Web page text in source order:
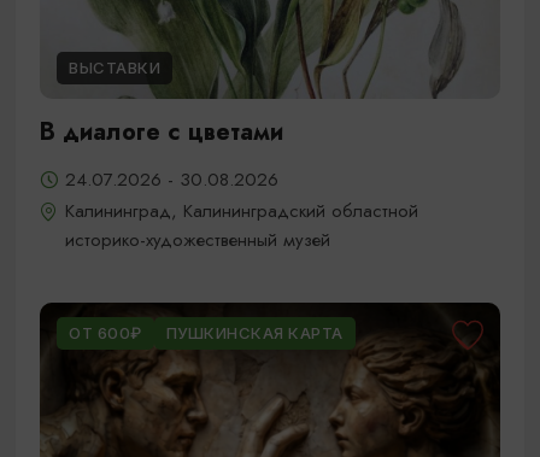
ВЫСТАВКИ
В диалоге с цветами
24.07.2026 - 30.08.2026
Калининград, Калининградский областной
историко-художественный музей
ОТ 600₽ ПУШКИНСКАЯ КАРТА